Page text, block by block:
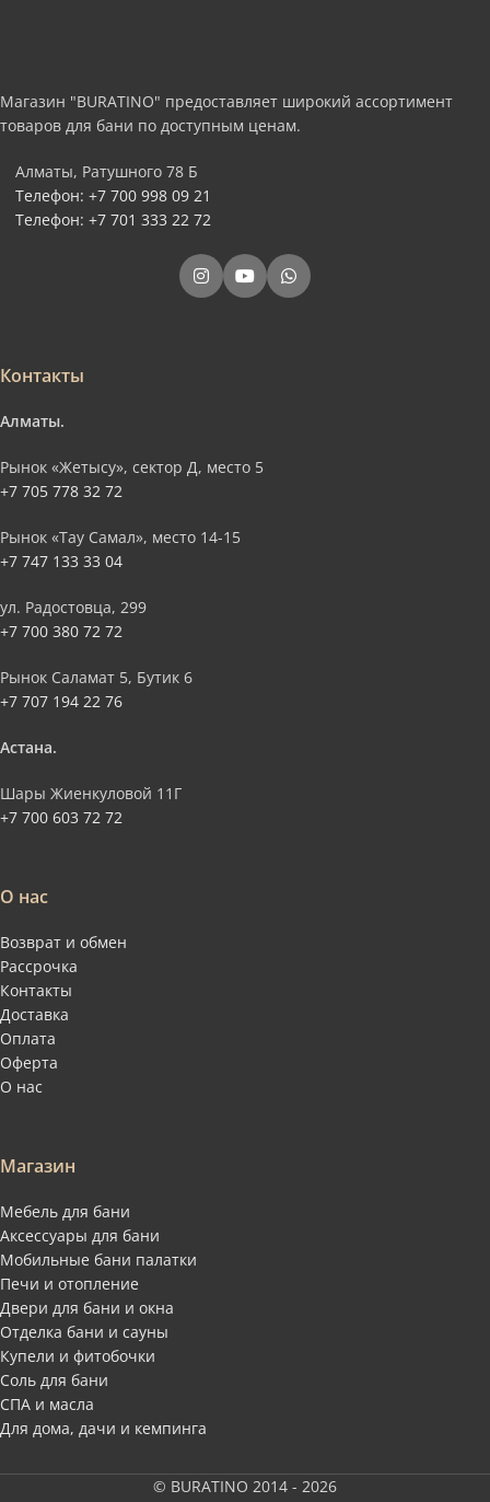
Магазин "BURATINO" предоставляет широкий ассортимент
товаров для бани по доступным ценам.
Алматы, Ратушного 78 Б
Телефон: +7 700 998 09 21
Телефон: +7 701 333 22 72
Контакты
Алматы.
Рынок «Жетысу», сектор Д, место 5
+7 705 778 32 72
Рынок «Тау Самал», место 14-15
+7 747 133 33 04
ул. Радостовца, 299
+7 700 380 72 72
Рынок Саламат 5, Бутик 6
+7 707 194 22 76
Астана.
Шары Жиенкуловой 11Г
+7 700 603 72 72
О нас
Возврат и обмен
Рассрочка
Контакты
Доставка
Оплата
Оферта
О нас
Магазин
Мебель для бани
Аксессуары для бани
Мобильные бани палатки
Печи и отопление
Двери для бани и окна
Отделка бани и сауны
Купели и фитобочки
Соль для бани
СПА и масла
Для дома, дачи и кемпинга
© BURATINO 2014 - 2026